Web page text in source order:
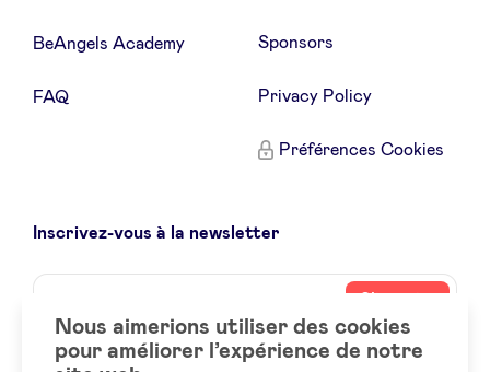
BeAngels Academy
FAQ
Sponsors
Privacy Policy
Préférences Cookies
Inscrivez-vous à la newsletter
Name
Votre
emailNous aimerions utiliser des cookies
pour améliorer l’expérience de notre